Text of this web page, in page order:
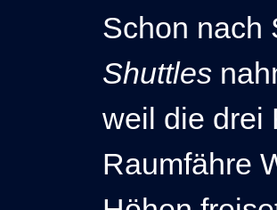
Schon nach
Shuttles
weil die drei
Raumfähre